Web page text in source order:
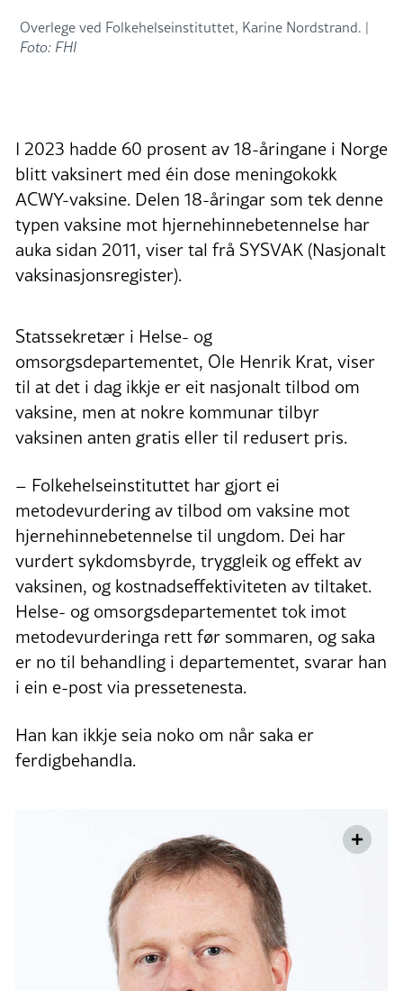
Overlege ved Folkehelseinstituttet, Karine Nordstrand. |
Foto: FHI
I 2023 hadde 60 prosent av 18-åringane i Norge
blitt vaksinert med éin dose meningokokk
ACWY-vaksine. Delen 18-åringar som tek denne
typen vaksine mot hjernehinnebetennelse har
auka sidan 2011, viser tal frå SYSVAK (Nasjonalt
vaksinasjonsregister).
Statssekretær i Helse- og
omsorgsdepartementet, Ole Henrik Krat, viser
til at det i dag ikkje er eit nasjonalt tilbod om
vaksine, men at nokre kommunar tilbyr
vaksinen anten gratis eller til redusert pris.
– Folkehelseinstituttet har gjort ei
metodevurdering av tilbod om vaksine mot
hjernehinnebetennelse til ungdom. Dei har
vurdert sykdomsbyrde, tryggleik og effekt av
vaksinen, og kostnadseffektiviteten av tiltaket.
Helse- og omsorgsdepartementet tok imot
metodevurderinga rett før sommaren, og saka
er no til behandling i departementet, svarar han
i ein e-post via pressetenesta.
Han kan ikkje seia noko om når saka er
ferdigbehandla.